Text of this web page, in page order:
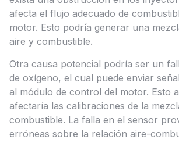
afecta el flujo adecuado de
motor. Esto podría generar una
aire y combustible.
Otra causa potencial podría ser un
de oxígeno, el cual puede enviar
al módulo de control del motor. Esto
afectaría las calibraciones de la
combustible. La falla en el sensor
erróneas sobre la relación aire-